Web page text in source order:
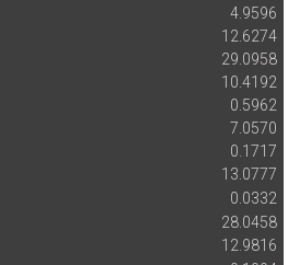
4.9596
12.6274
29.0958
10.4192
0.5962
7.0570
0.1717
13.0777
0.0332
28.0458
12.9816